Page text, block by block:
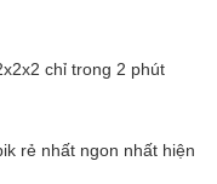
chỉ trong 2 phút
rẻ nhất ngon nhất hiện